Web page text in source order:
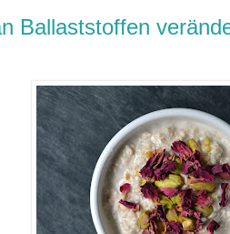
Ballaststoffen